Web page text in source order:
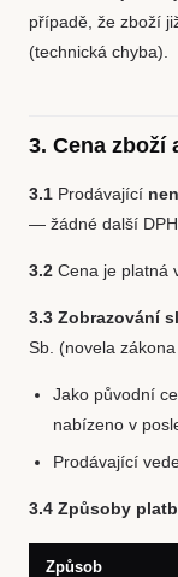
případě, že zboží
(technická chyba).
3. Cena zboží
3.1 Prodávající
— žádné další
3.2 Cena je platná
3.3 Zobrazování
Sb. (novela
Jako původní
nabízeno v
Prodávající
3.4 Způsoby
Způsob